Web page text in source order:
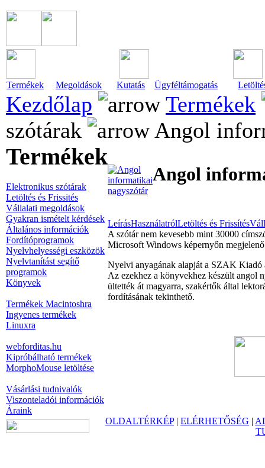
Termékek Megoldások Kutatás Ügyféltámogatás
Kezdőlap
Termékek
szótárak
Angol
Termékek
Elektronikus szótárak
Letöltés és Frissités
Vállalati megoldások
Gyakran ismételt kérdések
Általános információk
Fordítóprogramok
Nyelvhelyességi eszközök
Nyelvtanítást segítő
programok
Könyvek
Termékek Macintoshra
Ingyenes termékek
Linuxra
webforditas.hu
Kipróbálható termékek
MorphoMouse letöltése
Vásárlási tudnivalók
Viszonteladói információk
Áraink
Angol
LeírásHasználatrólLetöltés és Frissítés
A szótár nem kevesebb mint 30000
Microsoft Windows képernyőn
Nyelvi anyagának alapját a SZAK Kiadó
Az ezekhez a könyvekhez készült angol
ültették át magyarra, szakértők által
fordításának tekinthető.
OLDALTÉRKÉP| ELÉRHETŐSÉG |